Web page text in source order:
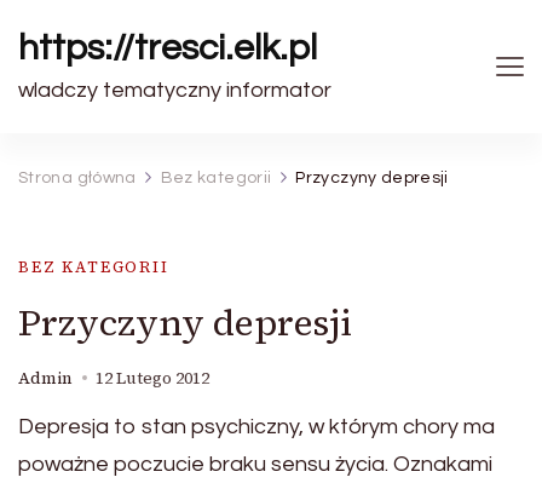
https://tresci.elk.pl
wladczy tematyczny informator
Strona główna Bez kategorii Przyczyny depresji
BEZ KATEGORII
Przyczyny depresji
Admin 12 Lutego 2012
Depresja to stan psychiczny, w którym chory ma
poważne poczucie braku sensu życia. Oznakami